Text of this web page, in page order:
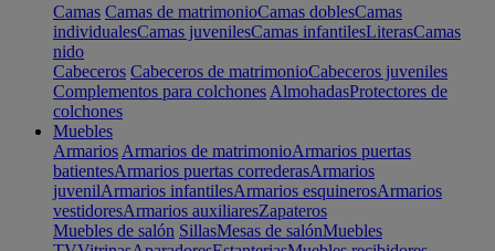
Camas Camas de matrimonioCamas doblesCamas
individualesCamas juvenilesCamas infantilesLiterasCamas
nido
Cabeceros Cabeceros de matrimonioCabeceros juveniles
Complementos para colchones AlmohadasProtectores de
colchones
Muebles
Armarios Armarios de matrimonioArmarios puertas
batientesArmarios puertas correderasArmarios
juvenilArmarios infantilesArmarios esquinerosArmarios
vestidoresArmarios auxiliaresZapateros
Muebles de salón SillasMesas de salónMuebles